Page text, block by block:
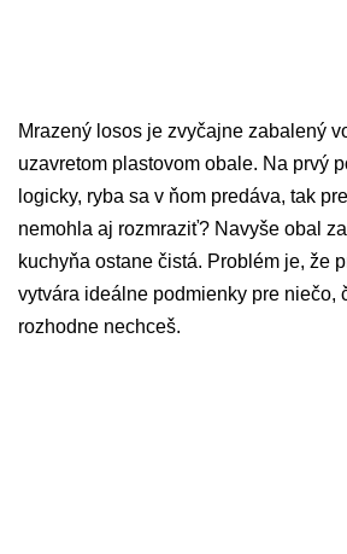
Mrazený losos je zvyčajne zabalený
uzavretom plastovom obale. Na prvý
logicky, ryba sa v ňom predáva, tak
nemohla aj rozmraziť? Navyše obal
kuchyňa ostane čistá. Problém je, že
vytvára ideálne podmienky pre niečo,
rozhodne nechceš.